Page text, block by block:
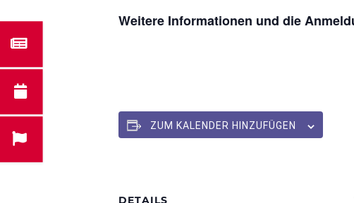
Weitere Informationen und die
ZUM KALENDER HINZUFÜGEN